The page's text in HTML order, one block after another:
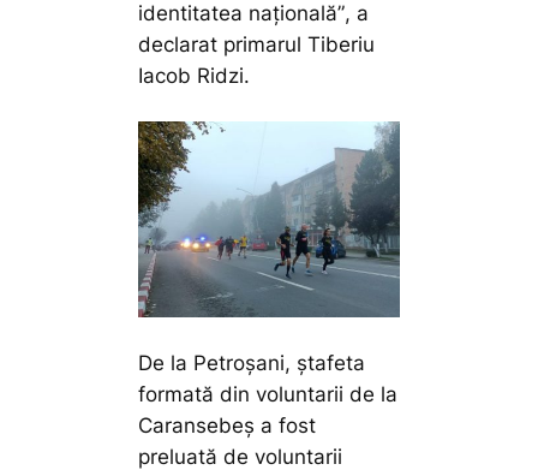
identitatea naţională”, a
declarat primarul Tiberiu
Iacob Ridzi.
De la Petroșani, ștafeta
formată din voluntarii de la
Caransebeș a fost
preluată de voluntarii